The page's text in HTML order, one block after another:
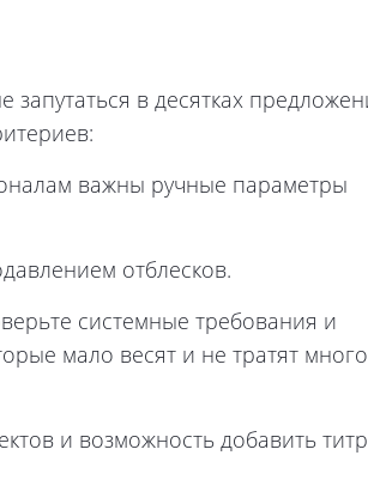
в десятках
важны ручные параметры
отблесков.
системные требования и
мало весят и не тратят много
и возможность добавить